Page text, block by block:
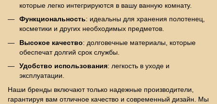
которые легко интегрируются в вашу ванную комнату.
Функциональность: идеальны для хранения полотенец,
косметики и других необходимых предметов.
Высокое качество: долговечные материалы, которые
обеспечат долгий срок службы.
Удобство использования: легкость в уходе и
эксплуатации.
Наши бренды включают только надежные производители,
гарантируя вам отличное качество и современный дизайн. Мы